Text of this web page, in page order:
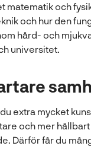
matematik och
och hur den
hård- och
universitet.
extra mycket
och mer
Därför får du